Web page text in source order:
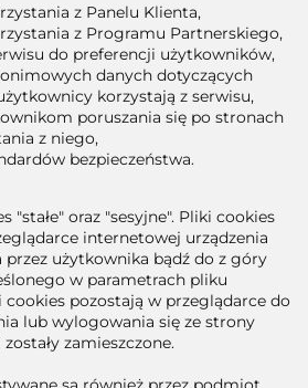
z Panelu Klienta,
z Programu Partnerskiego,
do preferencji użytkowników,
danych dotyczących
korzystają z serwisu,
poruszania się po stronach
z niego,
bezpieczeństwa.
"stałe" oraz "sesyjne". Pliki cookies
internetowej urządzenia
przez użytkownika bądź do z góry
w parametrach pliku
cookies pozostają w przeglądarce do
lub wylogowania się ze strony
zamieszczone.